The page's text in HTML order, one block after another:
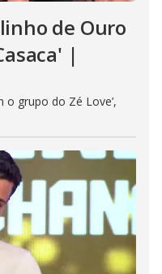
de Ouro
|
o grupo do Zé Love’,